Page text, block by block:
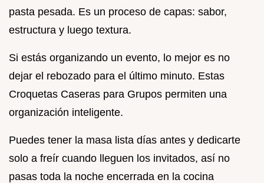
pasta pesada. Es un proceso de capas: sabor,
estructura y luego textura.
Si estás organizando un evento, lo mejor es no
dejar el rebozado para el último minuto. Estas
Croquetas Caseras para Grupos permiten una
organización inteligente.
Puedes tener la masa lista días antes y dedicarte
solo a freír cuando lleguen los invitados, así no
pasas toda la noche encerrada en la cocina